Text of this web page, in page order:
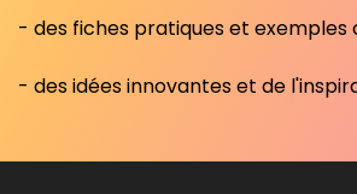
- des fiches pratiques et
- des idées innovantes et de